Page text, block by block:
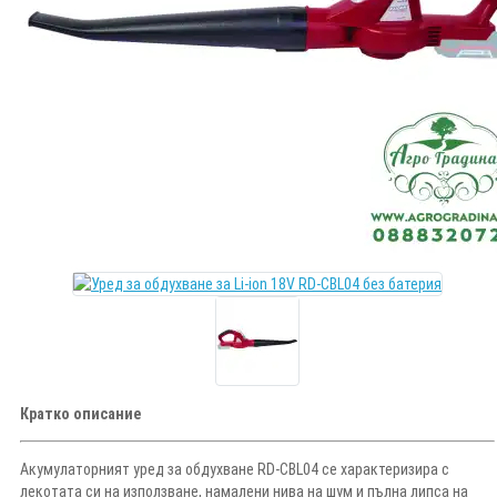
Кратко описание
Акумулаторният уред за обдухване RD-CBL04 се характеризира с
лекотата си на използване, намалени нива на шум и пълна липса на